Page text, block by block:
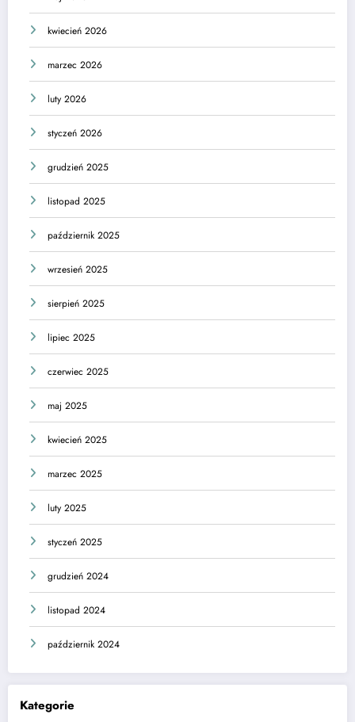
kwiecień 2026
marzec 2026
luty 2026
styczeń 2026
grudzień 2025
listopad 2025
październik 2025
wrzesień 2025
sierpień 2025
lipiec 2025
czerwiec 2025
maj 2025
kwiecień 2025
marzec 2025
luty 2025
styczeń 2025
grudzień 2024
listopad 2024
październik 2024
Kategorie